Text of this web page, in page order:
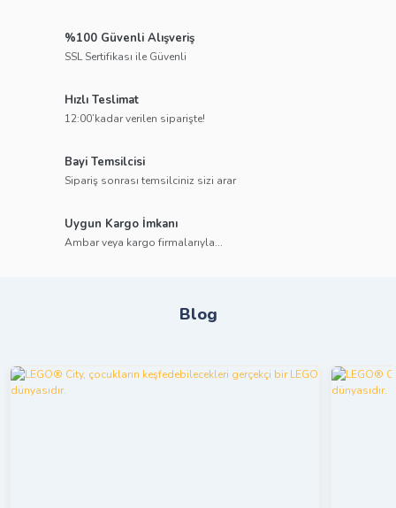
%100 Güvenli Alışveriş
SSL Sertifikası ile Güvenli
Hızlı Teslimat
12:00’kadar verilen siparişte!
Bayi Temsilcisi
Sipariş sonrası temsilciniz sizi arar
Uygun Kargo İmkanı
Ambar veya kargo firmalarıyla...
Blog